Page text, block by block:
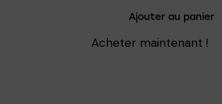
Ajouter au panier
Acheter maintenant !